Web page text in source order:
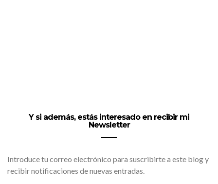
Y si además, estás interesado en recibir mi
Newsletter
Introduce tu correo electrónico para suscribirte a este blog y
recibir notificaciones de nuevas entradas.